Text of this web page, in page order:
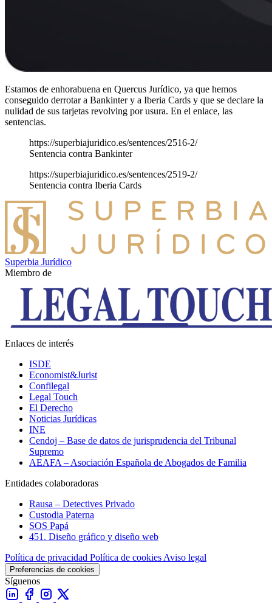
Estamos de enhorabuena en Quercus Jurídico, ya que hemos
conseguido derrotar a Bankinter y a Iberia Cards y que se declare la
nulidad de sus tarjetas revolving por usura. En el enlace, las
sentencias.
https://superbiajuridico.es/sentences/2516-2/
Sentencia contra Bankinter
https://superbiajuridico.es/sentences/2519-2/
Sentencia contra Iberia Cards
Superbia Jurídico
Miembro de
Enlaces de interés
ISDE
Economist&Jurist
Confilegal
Legal Touch
El Derecho
Noticias Jurídicas
INE
Cendoj – Base de datos de jurisprudencia del Tribunal
Supremo
AEAFA – Asociación Española de Abogados de Familia
Entidades colaboradoras
Rausa – Detectives Privado
Custodia Paterna
SOS Papá
451. Diseño gráfico y diseño web
Política de privacidad Política de cookiesAviso legal
Preferencias de cookies
Síguenos